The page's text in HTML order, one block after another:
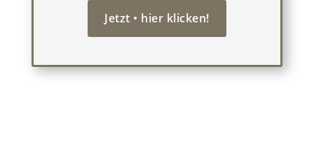
Jetzt • hier klicken!